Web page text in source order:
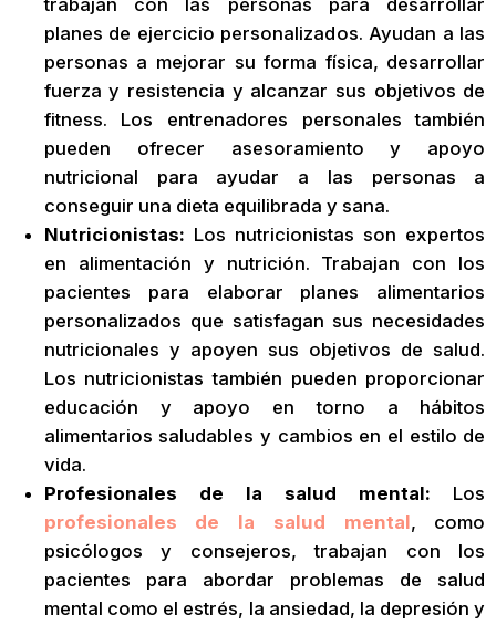
trabajan con las personas para desarrollar
planes de ejercicio personalizados. Ayudan a las
personas a mejorar su forma física, desarrollar
fuerza y resistencia y alcanzar sus objetivos de
fitness. Los entrenadores personales también
pueden ofrecer asesoramiento y apoyo
nutricional para ayudar a las personas a
conseguir una dieta equilibrada y sana.
Nutricionistas: Los nutricionistas son expertos
en alimentación y nutrición. Trabajan con los
pacientes para elaborar planes alimentarios
personalizados que satisfagan sus necesidades
nutricionales y apoyen sus objetivos de salud.
Los nutricionistas también pueden proporcionar
educación y apoyo en torno a hábitos
alimentarios saludables y cambios en el estilo de
vida.
Profesionales de la salud mental: Los
profesionales de la salud mental, como
psicólogos y consejeros, trabajan con los
pacientes para abordar problemas de salud
mental como el estrés, la ansiedad, la depresión y